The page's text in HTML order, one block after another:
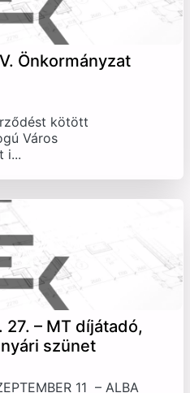
Önkormányzat
kötött
Város
i...
27. – MT díjátadó,
szünet
11 – ALBA